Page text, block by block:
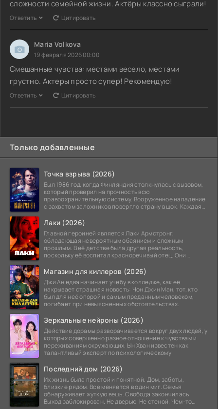
сложности семейной жизни. Актёры классно сыграли!
Ответить Цитировать
Maria Volkova
19 февраля 2026 00:00
Смешанные чувства: местами весело, местами
грустно. Актеры просто супер! Рекомендую!
Ответить Цитировать
Только добавленные
Точка взрыва (2026)
Был 1986 год, когда Финляндия столкнулась с вызовом,
который проверил на прочность всю
правоохранительную систему. Вооруженное нападение
с захватом заложников повергло страну в шок. Каждая
Лаки (2026)
Главной героиней является Лаки Армстронг,
обладающая невероятным обаянием и сложным
прошлым. В её детстве была другая реальность,
поскольку её воспитал красноречивый отец. Они
Магазин для киллеров (2026)
Джи Ан едва начинает учёбу в колледже, как её
накрывает страшная новость: Чон Джин Ман, тот, кто
был для неё опорой и самым преданным человеком,
погибает при невыясненных обстоятельствах.
Зеркальные нейроны (2026)
Действие дорамы разворачивается вокруг двух людей, у
которых совершенно разное отношение к чувствам и
переживаниям окружающих. Ын Хван известен как
талантливый эксперт по психологическому
Последний дом (2026)
Их жизнь была простой и понятной. Дом, заботы,
близкие рядом. Все меняется в один миг. Семья
обнаруживает жуткую вещь. Свобода закончилась.
Выход заблокирован. Не дверью. Не стеной. Чем-то